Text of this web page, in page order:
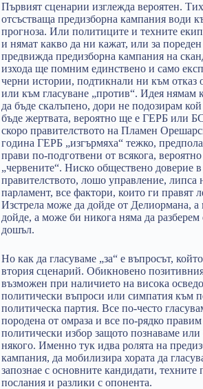
Първият сценарии изглежда вероятен.
отсъстваща предизборна кампания води
прогноза. Или политиците и техните
и нямат какво да ни кажат, или за
предвижда предизборна кампания на
изхода ще помним единствено и само
черни истории, подтикнали ни към отказ
или към гласуване „против“. Идея нямам
да бъде скалъпено, дори не подозирам
бъде жертвата, вероятно ще е ГЕРБ или
скоро правителството на Пламен
година ГЕРБ „изгърмяха“ тежко,
прави по-подготвени от всякога,
„червените“. Ниско обществено доверие в
правителството, лошо управление, липса
парламент, все фактори, които ги правят
Изстрела може да дойде от Делиормана,
дойде, а може би никога няма да разберем
дошъл.
Но как да гласуваме „за“ е въпросът,
втория сценарий. Обикновено
възможен при наличието на висока
политически въпроси или симпатия към
политическа партия. Все по-често
породена от омраза и все по-рядко правим
политически избор защото познаваме или
някого. Именно тук идва ролята на
кампания, да мобилизира хората да
запознае с основните кандидати, техните
послания и разлики с опонента.